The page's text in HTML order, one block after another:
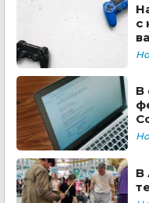
с
В
В